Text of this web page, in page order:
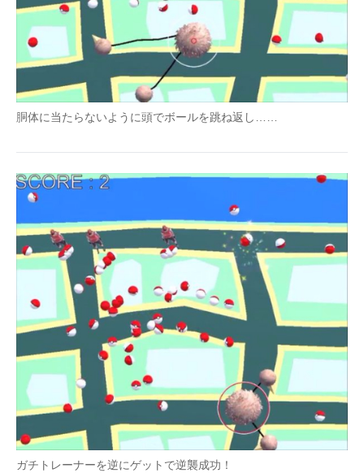
胴体に当たらないように頭でボールを跳ね返し……
ガチトレーナーを逆にゲットで逆襲成功！